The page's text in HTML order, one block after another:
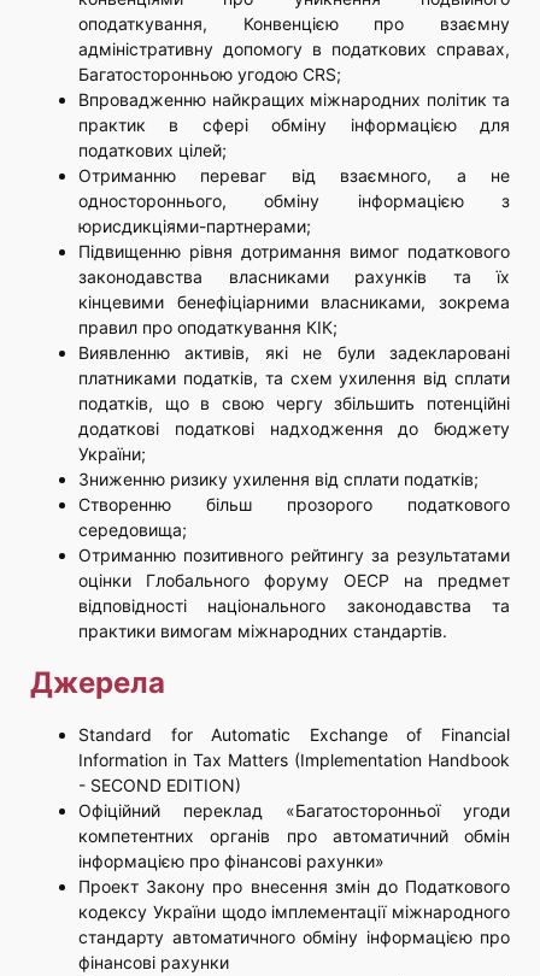
оподаткування, Конвенцією про взаємну
адміністративну допомогу в податкових справах,
Багатосторонньою угодою CRS;
Впровадженню найкращих міжнародних політик та
практик в сфері обміну інформацією для
податкових цілей;
Отриманню переваг від взаємного, а не
одностороннього, обміну інформацією з
юрисдикціями-партнерами;
Підвищенню рівня дотримання вимог податкового
законодавства власниками рахунків та їх
кінцевими бенефіціарними власниками, зокрема
правил про оподаткування КІК;
Виявленню активів, які не були задекларовані
платниками податків, та схем ухилення від сплати
податків, що в свою чергу збільшить потенційні
додаткові податкові надходження до бюджету
України;
Зниженню ризику ухилення від сплати податків;
Створенню більш прозорого податкового
середовища;
Отриманню позитивного рейтингу за результатами
оцінки Глобального форуму ОЕСР на предмет
відповідності національного законодавства та
практики вимогам міжнародних стандартів.
Джерела
Standard for Automatic Exchange of Financial
Information in Tax Matters (Implementation Handbook
- SECOND EDITION)
Офіційний переклад «Багатосторонньої угоди
компетентних органів про автоматичний обмін
інформацією про фінансові рахунки»
Проект Закону про внесення змін до Податкового
кодексу України щодо імплементації міжнародного
стандарту автоматичного обміну інформацією про
фінансові рахунки